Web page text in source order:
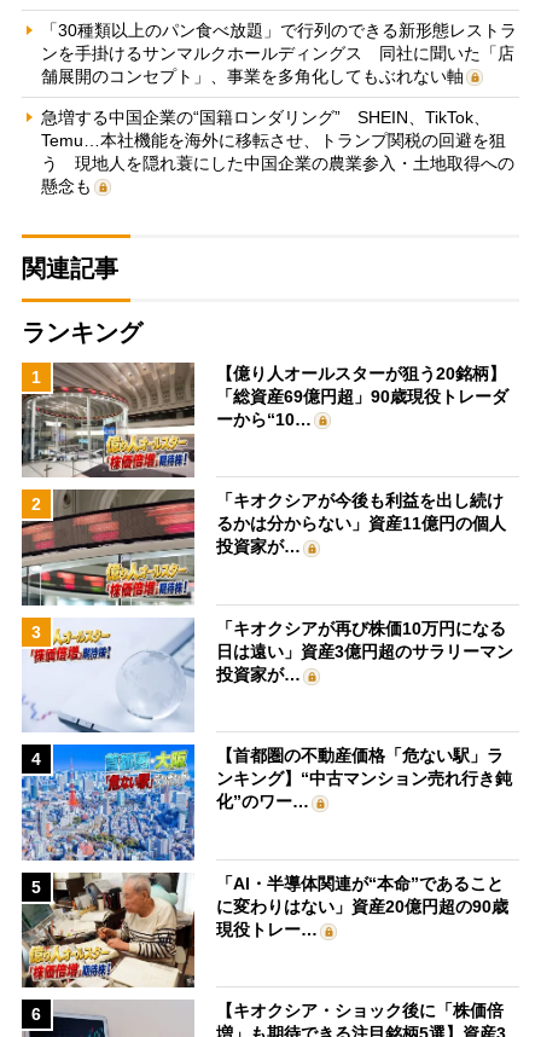
「30種類以上のパン食べ放題」で行列のできる新形態レストラ
ンを手掛けるサンマルクホールディングス 同社に聞いた「店
舗展開のコンセプト」、事業を多角化してもぶれない軸
急増する中国企業の“国籍ロンダリング” SHEIN、TikTok、
Temu…本社機能を海外に移転させ、トランプ関税の回避を狙
う 現地人を隠れ蓑にした中国企業の農業参入・土地取得への
懸念も
関連記事
ランキング
1
【億り人オールスターが狙う20銘柄】
「総資産69億円超」90歳現役トレーダ
ーから“10…
2
「キオクシアが今後も利益を出し続け
るかは分からない」資産11億円の個人
投資家が…
3
「キオクシアが再び株価10万円になる
日は遠い」資産3億円超のサラリーマン
投資家が…
4
【首都圏の不動産価格「危ない駅」ラ
ンキング】“中古マンション売れ行き鈍
化”のワー…
5
「AI・半導体関連が“本命”であること
に変わりはない」資産20億円超の90歳
現役トレー…
6
【キオクシア・ショック後に「株価倍